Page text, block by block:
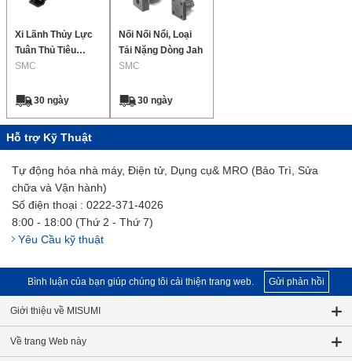
Xi Lãnh Thủy Lực
Tuân Thủ Tiêu
Chuẩn Jis, Tác
Đơn Ch2E / Ch2F /
SMC
30 ngày
Nối Nối Nổi, Loại
Tải Nặng Dòng Jah
SMC
30 ngày
Hỗ trợ Kỹ Thuật
Tự động hóa nhà máy, Điện tử, Dụng cụ& MRO (Bảo Trì, Sửa
chữa và Vận hành)
Số điện thoại : 0222-371-4026
8:00 - 18:00 (Thứ 2 - Thứ 7)
Yêu Cầu kỹ thuật
Bình luận của bạn giúp chúng tôi cải thiện trang web. Gửi phản hồi
Giới thiệu về MISUMI
Về trang Web này